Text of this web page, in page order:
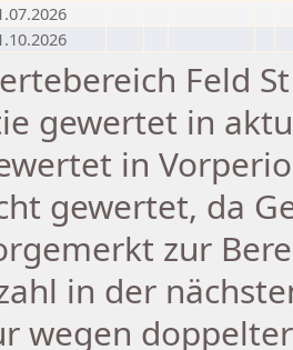
Feld
gewertet in
in
gewertet, da
zur
in der
wegen